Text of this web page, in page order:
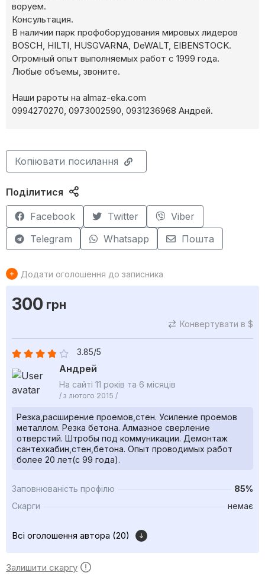
воруем.
Консультация.
В наличии парк профоборудования мировых лидеров
BOSCH, HILTI, HUSGVARNA, DeWALT, EIBENSTOCK.
Огромный опыт выполняемых работ с 1999 года.
Любые объемы, звоните.
Наши рароты на almaz-eka.com
0994270270, 0973002590, 0931236968 Андрей.
Копіювати посилання
Поділитися
Facebook Twitter
Viber
Telegram
Whatsapp Пошта
Додати оголошення до записника
300 грн
Конвертувати в $
3.85/5
Андрей
На сайті 11 років та 6 місяців
/ з лютого 2015 /
Резка,расширение проемов,стен. Усиление проемов
металлом. Резка бетона. Алмазное сверление
отверстий. Штробы под коммуникации. Демонтаж
сантехкабин,стен,бетона. Опыт проводимых работ
более 20 лет(с 99 года).
Заповнюваність профілю
85%
Скарги
немає
Всі оголошення автора (20)
Залишити скаргу